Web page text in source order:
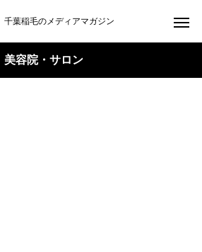
千葉稲毛のメディアマガジン
美容院・サロン